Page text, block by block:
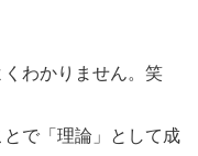
わかりません。笑
とで「理論」として成